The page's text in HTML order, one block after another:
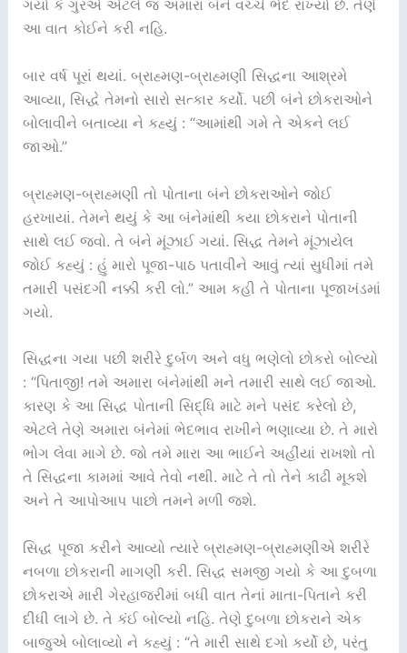
ગયો કે ગુરએ એટલે જ અમારા બંને વચ્ચે ભેદ રાખ્યો છે. તેણે
આ વાત કોઈને કરી નહિ.
બાર વર્ષ પૂરાં થયાં. બ્રાહ્મણ-બ્રાહ્મણી સિદ્ધના આશ્રમે
આવ્યા, સિદ્ધે તેમનો સારો સત્કાર કર્યો. પછી બંને છોકરાઓને
બોલાવીને બતાવ્યા ને કહ્યું : “આમાંથી ગમે તે એકને લઈ
જાઓ.”
બ્રાહ્મણ-બ્રાહ્મણી તો પોતાના બંને છોકરાઓને જોઈ
હરખાયાં. તેમને થયું કે આ બંનેમાંથી કયા છોકરાને પોતાની
સાથે લઈ જવો. તે બંને મૂંઝાઈ ગયાં. સિદ્ધ તેમને મૂંઝાયેલ
જોઈ કહ્યું : હું મારો પૂજા-પાઠ પતાવીને આવું ત્યાં સુધીમાં તમે
તમારી પસંદગી નક્કી કરી લો.” આમ કહી તે પોતાના પૂજાખંડમાં
ગયો.
સિદ્ધના ગયા પછી શરીરે દુર્બળ અને વધુ ભણેલો છોકરો બોલ્યો
: “પિતાજી! તમે અમારા બંનેમાંથી મને તમારી સાથે લઈ જાઓ.
કારણ કે આ સિદ્ધ પોતાની સિદ્ધિ માટે મને પસંદ કરેલો છે,
એટલે તેણે અમારા બંનેમાં ભેદભાવ રાખીને ભણાવ્યા છે. તે મારો
ભોગ લેવા માગે છે. જો તમે મારા આ ભાઈને અહીંયાં રાખશો તો
તે સિદ્ધના કામમાં આવે તેવો નથી. માટે તે તો તેને કાઢી મૂકશે
અને તે આપોઆપ પાછો તમને મળી જશે.
સિદ્ધ પૂજા કરીને આવ્યો ત્યારે બ્રાહ્મણ-બ્રાહ્મણીએ શરીરે
નબળા છોકરાની માગણી કરી. સિદ્ધ સમજી ગયો કે આ દુબળા
છોકરાએ મારી ગેરહાજરીમાં બધી વાત તેનાં માતા-પિતાને કરી
દીધી લાગે છે. તે કંઈ બોલ્યો નહિ. તેણે દુબળા છોકરાને એક
બાજુએ બોલાવ્યો ને કહ્યું : “તે મારી સાથે દગો કર્યો છે, પરંતુ